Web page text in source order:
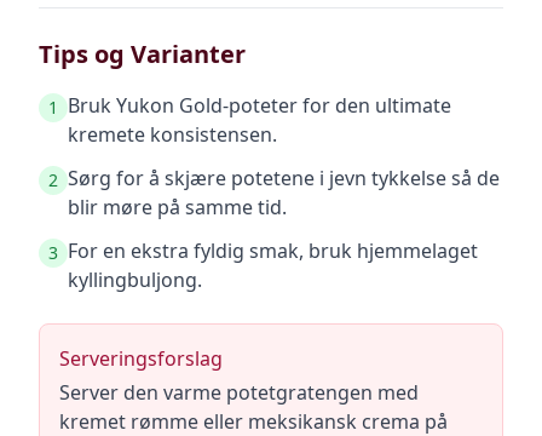
Tips og Varianter
1
Bruk Yukon Gold-poteter for den ultimate
kremete konsistensen.
2 Sørg for å skjære potetene i jevn tykkelse så de
blir møre på samme tid.
3 For en ekstra fyldig smak, bruk hjemmelaget
kyllingbuljong.
Serveringsforslag
Server den varme potetgratengen med
kremet rømme eller meksikansk crema på